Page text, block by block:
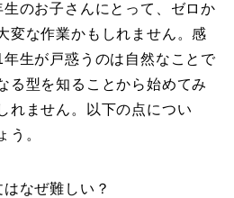
のお子さんにとって、ゼロか
変な作業かもしれません。感
生が戸惑うのは自然なことで
る型を知ることから始めてみ
れません。以下の点につい
う。
なぜ難しい？